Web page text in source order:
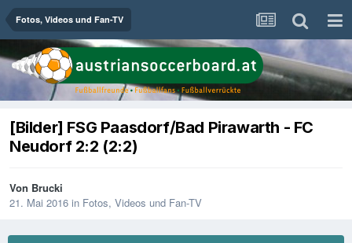
Fotos, Videos und Fan-TV
[Bilder] FSG Paasdorf/Bad Pirawarth - FC
Neudorf 2:2 (2:2)
Von Brucki
21. Mai 2016 in Fotos, Videos und Fan-TV